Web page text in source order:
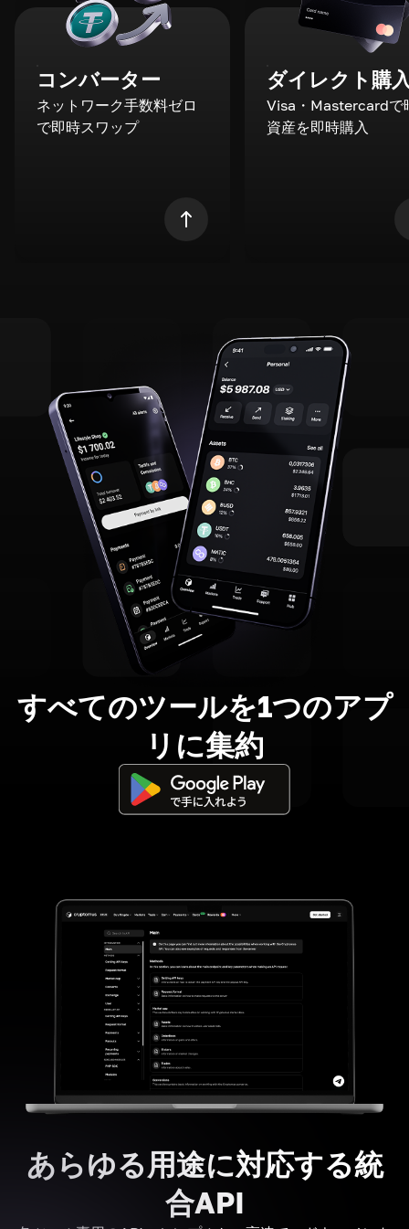
コンバーター
ネットワーク手数料ゼロ
で即時スワップ
ダイレクト購
Visa・Mastercardで
資産を即時購入
すべてのツールを1つのアプ
リに集約
あらゆる用途に対応する統
合API